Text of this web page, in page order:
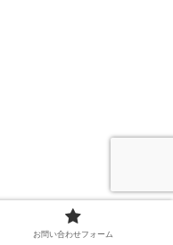
お問い合わせフォーム